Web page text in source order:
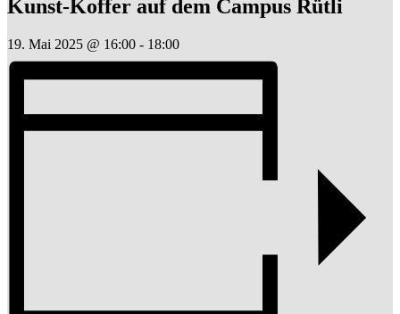
Kunst-Koffer auf dem Campus Rütli
19. Mai 2025 @ 16:00 - 18:00